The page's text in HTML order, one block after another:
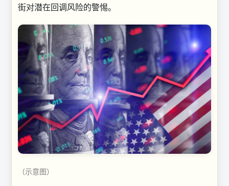
街对潜在回调风险的警惕。
（示意图）